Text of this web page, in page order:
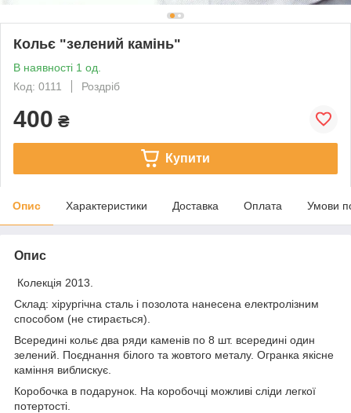
Кольє "зелений камінь"
В наявності 1 од.
Код: 0111
Роздріб
400 ₴
Купити
Опис Характеристики Доставка Оплата Умови
Опис
Колекція 2013.
Склад: хірургічна сталь і позолота нанесена електролізним
способом (не стирається).
Всередині кольє два ряди каменів по 8 шт. всередині один
зелений. Поєднання білого та жовтого металу. Огранка якісне
каміння виблискує.
Коробочка в подарунок. На коробочці можливі сліди легкої
потертості.